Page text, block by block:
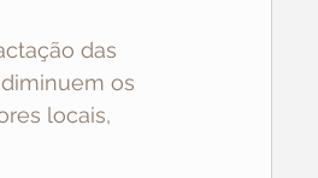
das
os
locais,